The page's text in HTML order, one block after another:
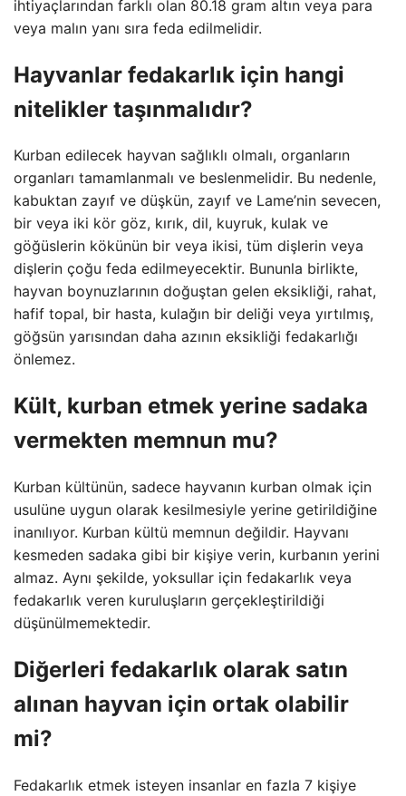
ihtiyaçlarından farklı olan 80.18 gram altın veya para
veya malın yanı sıra feda edilmelidir.
Hayvanlar fedakarlık için hangi
nitelikler taşınmalıdır?
Kurban edilecek hayvan sağlıklı olmalı, organların
organları tamamlanmalı ve beslenmelidir. Bu nedenle,
kabuktan zayıf ve düşkün, zayıf ve Lame’nin sevecen,
bir veya iki kör göz, kırık, dil, kuyruk, kulak ve
göğüslerin kökünün bir veya ikisi, tüm dişlerin veya
dişlerin çoğu feda edilmeyecektir. Bununla birlikte,
hayvan boynuzlarının doğuştan gelen eksikliği, rahat,
hafif topal, bir hasta, kulağın bir deliği veya yırtılmış,
göğsün yarısından daha azının eksikliği fedakarlığı
önlemez.
Kült, kurban etmek yerine sadaka
vermekten memnun mu?
Kurban kültünün, sadece hayvanın kurban olmak için
usulüne uygun olarak kesilmesiyle yerine getirildiğine
inanılıyor. Kurban kültü memnun değildir. Hayvanı
kesmeden sadaka gibi bir kişiye verin, kurbanın yerini
almaz. Aynı şekilde, yoksullar için fedakarlık veya
fedakarlık veren kuruluşların gerçekleştirildiği
düşünülmemektedir.
Diğerleri fedakarlık olarak satın
alınan hayvan için ortak olabilir
mi?
Fedakarlık etmek isteyen insanlar en fazla 7 kişiye